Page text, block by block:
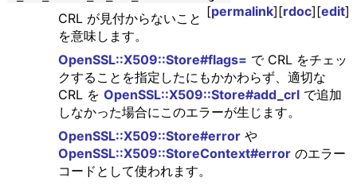
[permalink][rdoc][edit]
CRL が見付からないこと
を意味します。
OpenSSL::X509::Store#flags= で CRL をチェッ
クすることを指定したにもかかわらず、適切な
CRL を OpenSSL::X509::Store#add_crlで追加
しなかった場合にこのエラーが生じます。
OpenSSL::X509::Store#errorや
OpenSSL::X509::StoreContext#errorのエラー
コードとして使われます。